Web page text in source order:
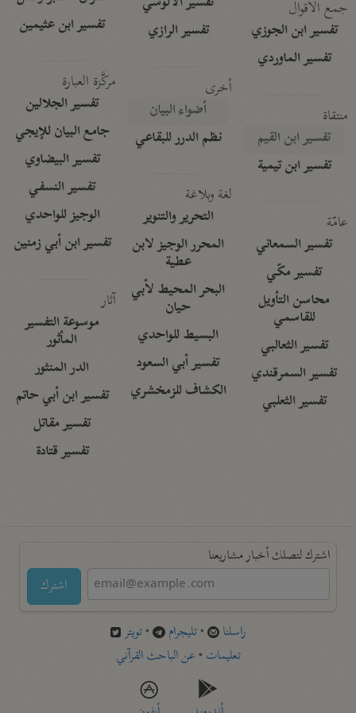
جمع الأقوال
تفسير ابن الجوزي
تفسير الماوردي
منتقاة
تفسير ابن القيم
تفسير ابن تيمية
عامّة
تفسير السمعاني
تفسير مكّي
محاسن التأويل
للقاسمي
تفسير الثعالبي
تفسير السمرقندي
تفسير الثعلبي
تفسير الرازي
أخرى
أضواء البيان
نظم الدرر للبقاعي
لغة وبلاغة
التحرير والتنوير
المحرر الوجيز لابن
عطية
البحر المحيط لأبي
حيان
البسيط للواحدي
تفسير أبي السعود
الكشاف للزمخشري
تفسير ابن عثيمين
مركَّزة العبارة
تفسير الجلالين
جامع البيان للإيجي
تفسير البيضاوي
تفسير النسفي
الوجيز للواحدي
تفسير ابن أبي زمنين
آثار
موسوعة التفسير
المأثور
الدر المنثور
تفسير ابن أبي حاتم
تفسير مقاتل
تفسير قتادة
اشترك لتصلك أخبار مشاريعنا
اشترك
راسلنا •تليجرام •تويتر
تعليمات •عن الباحث القرآني